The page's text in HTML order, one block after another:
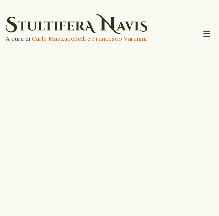
A cura di Carlo Mazzucchelli e Francesco Varanini